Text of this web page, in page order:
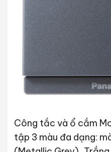
Công tắc và ổ cắm
tập 3 màu đa dạng: